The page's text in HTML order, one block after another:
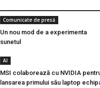
Comunicate de presă
Un nou mod de a experimenta
sunetul
AI
MSI colaborează cu NVIDIA
lansarea primului său laptop